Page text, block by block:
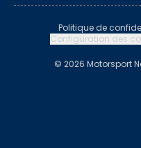
Politique de
Configuration des
© 2026 Motorsport